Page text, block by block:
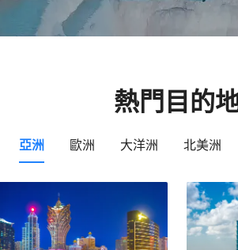
熱門目的
亞洲 歐洲 大洋洲 北美洲